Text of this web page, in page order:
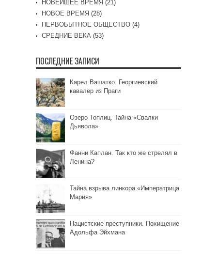
НОВЕЙШЕЕ ВРЕМЯ (21)
НОВОЕ ВРЕМЯ (28)
ПЕРВОБЫТНОЕ ОБЩЕСТВО (4)
СРЕДНИЕ ВЕКА (53)
ПОСЛЕДНИЕ ЗАПИСИ
Карел Вашатко. Георгиевский
кавалер из Праги
Озеро Топлиц. Тайна «Свалки
Дьявола»
Фанни Каплан. Так кто же стрелял в
Ленина?
Тайна взрыва линкора «Императрица
Мария»
Нацистские преступники. Похищение
Адольфа Эйхмана